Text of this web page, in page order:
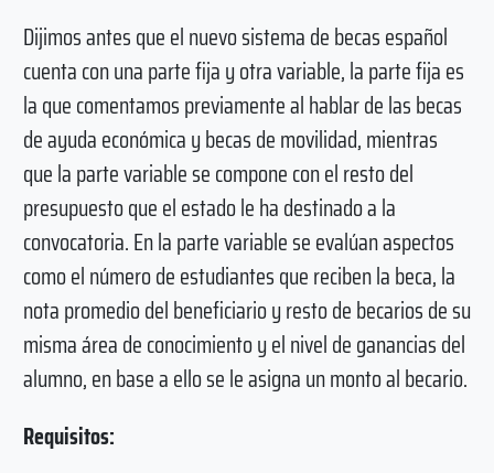
Dijimos antes que el nuevo sistema de becas español
cuenta con una parte fija y otra variable, la parte fija es
la que comentamos previamente al hablar de las becas
de ayuda económica y becas de movilidad, mientras
que la parte variable se compone con el resto del
presupuesto que el estado le ha destinado a la
convocatoria. En la parte variable se evalúan aspectos
como el número de estudiantes que reciben la beca, la
nota promedio del beneficiario y resto de becarios de su
misma área de conocimiento y el nivel de ganancias del
alumno, en base a ello se le asigna un monto al becario.
Requisitos: